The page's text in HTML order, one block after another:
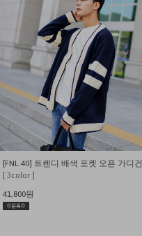
[FNL.40] 트렌디 배색 포켓 오픈 가디건
[ 3color ]
41,800원